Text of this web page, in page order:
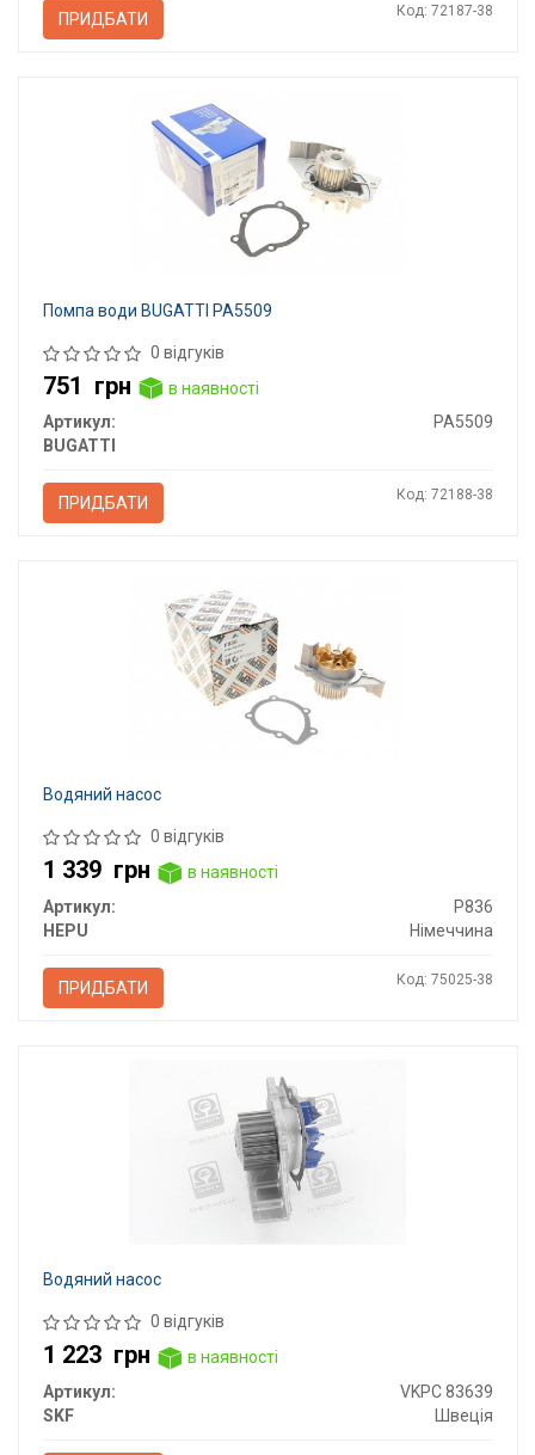
ПРИДБАТИ Код: 72187-38
Помпа води BUGATTI PA5509
0 відгуків
751 грн
в наявності
Артикул:
PA5509
BUGATTI
ПРИДБАТИ Код: 72188-38
Водяний насос
0 відгуків
1 339 грн
в наявності
Артикул:
P836
HEPU
Німеччина
ПРИДБАТИ Код: 75025-38
Водяний насос
0 відгуків
1 223 грн
в наявності
Артикул:
VKPC 83639
SKF
Швеція